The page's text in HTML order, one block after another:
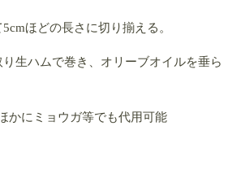
ほどの長さに切り揃える。
生ハムで巻き、オリーブオイルを垂ら
かにミョウガ等でも代用可能